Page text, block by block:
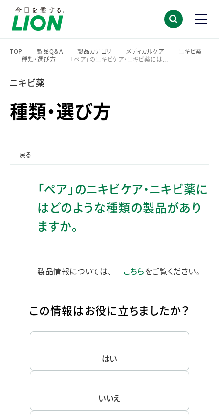
TOP
>
製品Q＆A
>
製品カテゴリ
>
メディカルケア
ニキビ薬
種類・選び方
「ペア」のニキビケア・ニキビ薬には...
ニキビ薬
種類・選び方
戻る
「ペア」のニキビケア・ニキビ薬に
はどのような種類の製品があり
ますか。
製品情報については、 こちらをご覧ください。
この情報はお役に立ちましたか？
はい
いいえ